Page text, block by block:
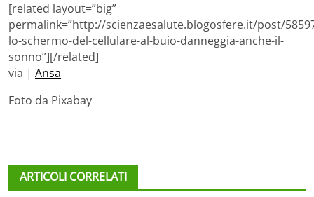
[related layout=”big”
permalink=”http://scienzaesalute.blogosfere.it/post/
lo-schermo-del-cellulare-al-buio-danneggia-anche-il-
sonno”][/related]
via | Ansa
Foto da Pixabay
ARTICOLI CORRELATI